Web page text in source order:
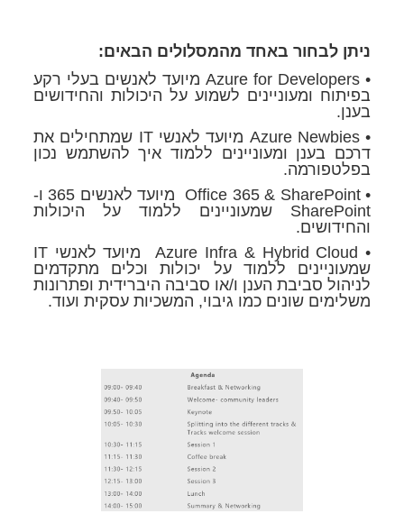
ניתן לבחור באחד מהמסלולים הבאים:
• Azure for Developers מיועד לאנשים בעלי רקע
בפיתוח ומעוניינים לשמוע על היכולות והחידושים
בענן.
• Azure Newbies מיועד לאנשי IT שמתחילים את
דרכם בענן ומעוניינים ללמוד איך להשתמש נכון
בפלטפורמה.
• Office 365 & SharePoint מיועד לאנשים 365 ו-
SharePoint שמעוניינים ללמוד על היכולות
והחידושים.
• Azure Infra & Hybrid Cloud מיועד לאנשי IT
שמעוניינים ללמוד על יכולות וכלים מתקדמים
לניהול סביבת הענן ו/או סביבה היברידית ופתרונות
משלימים שונים כמו גיבוי, המשכיות עסקית ועוד.